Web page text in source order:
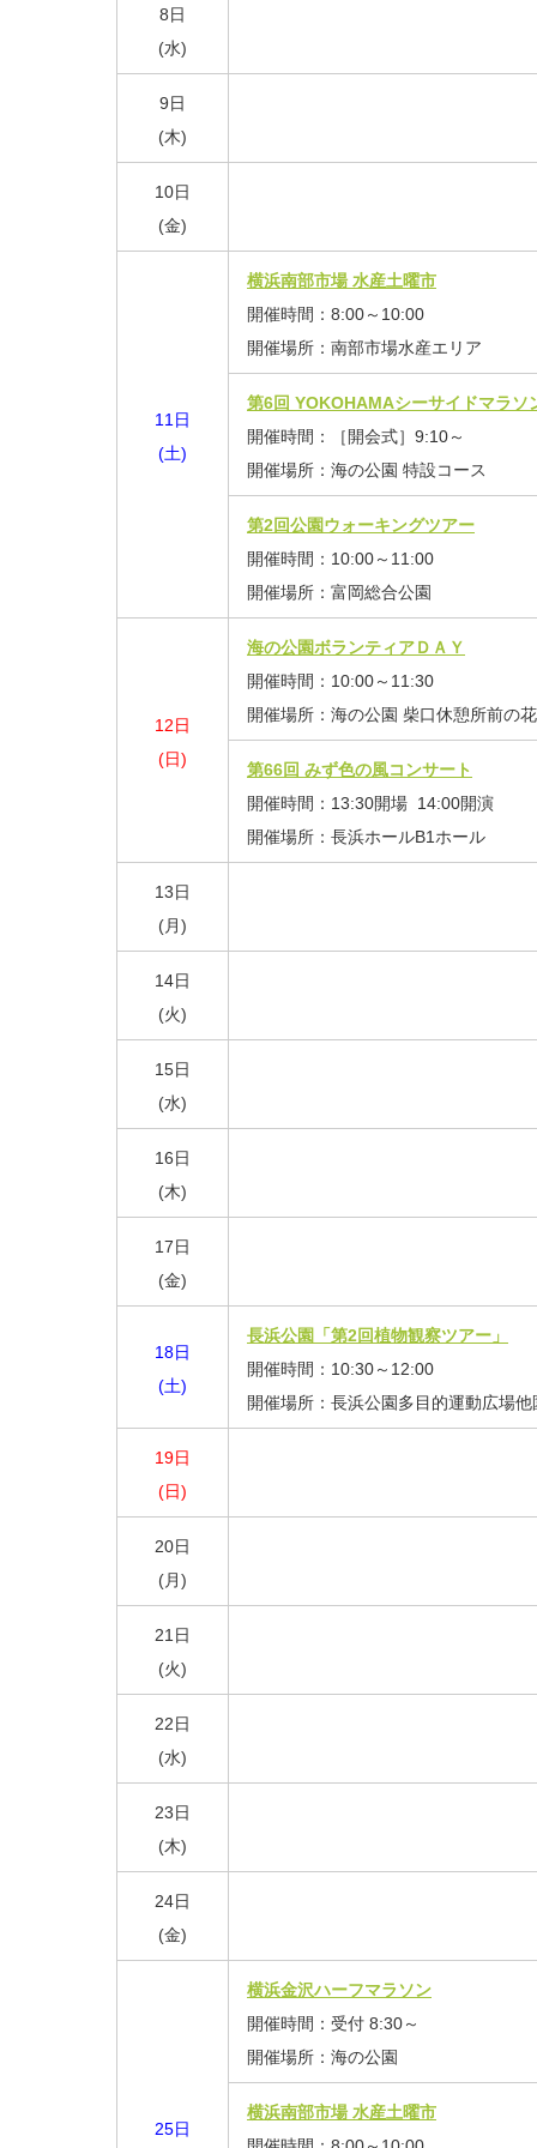
8日
(水)
9日
(木)
10日
(金)
11日
(土)
横浜南部市場 水産土曜市
開催時間：8:00～10:00
開催場所：南部市場水産エリア
第6回 YOKOHAMAシーサイドマラソ
開催時間：［開会式］9:10～
開催場所：海の公園 特設コース
第2回公園ウォーキングツアー
開催時間：10:00～11:00
開催場所：富岡総合公園
12日
(日)
海の公園ボランティアＤＡＹ
開催時間：10:00～11:30
開催場所：海の公園 柴口休憩所前の
第66回 みず色の風コンサート
開催時間：13:30開場 14:00開演
開催場所：長浜ホールB1ホール
13日
(月)
14日
(火)
15日
(水)
16日
(木)
17日
(金)
18日
(土)
長浜公園「第2回植物観察ツアー」
開催時間：10:30～12:00
開催場所：長浜公園多目的運動広場他
19日
(日)
20日
(月)
21日
(火)
22日
(水)
23日
(木)
24日
(金)
25日
横浜金沢ハーフマラソン
開催時間：受付 8:30～
開催場所：海の公園
横浜南部市場 水産土曜市